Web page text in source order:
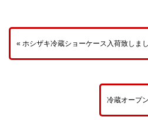
« ホシザキ冷蔵ショーケース入荷致しま
冷蔵オープ